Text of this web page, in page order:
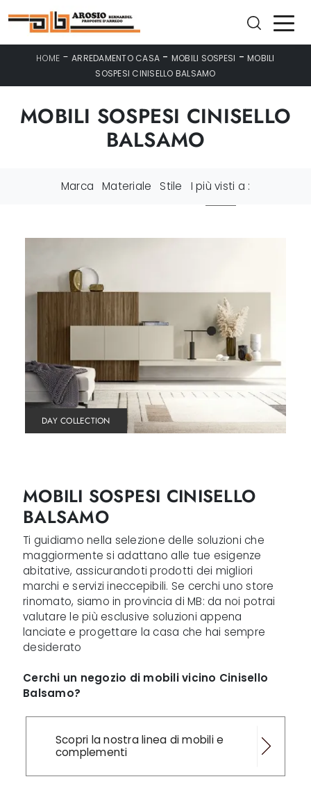
HOME -ARREDAMENTO CASA - MOBILI SOSPESI -MOBILI
SOSPESI CINISELLO BALSAMO
MOBILI SOSPESI CINISELLO
BALSAMO
Marca Materiale Stile I più visti a :
DAY COLLECTION
MOBILI SOSPESI CINISELLO
BALSAMO
Ti guidiamo nella selezione delle soluzioni che
maggiormente si adattano alle tue esigenze
abitative, assicurandoti prodotti dei migliori
marchi e servizi ineccepibili. Se cerchi uno store
rinomato, siamo in provincia di MB: da noi potrai
valutare le più esclusive soluzioni appena
lanciate e progettare la casa che hai sempre
desiderato
Cerchi un negozio di mobili vicino Cinisello
Balsamo?
Scopri la nostra linea di mobili e
complementi